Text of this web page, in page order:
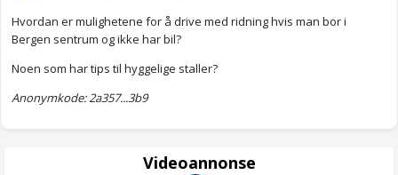
Hvordan er mulighetene for å drive med ridning hvis man bor i
Bergen sentrum og ikke har bil?
Noen som har tips til hyggelige staller?
Anonymkode: 2a357...3b9
Videoannonse